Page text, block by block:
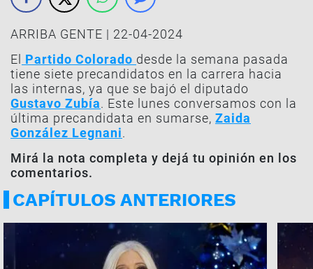
ARRIBA GENTE | 22-04-2024
El Partido Colorado desde la semana pasada
tiene siete precandidatos en la carrera hacia
las internas, ya que se bajó el diputado
Gustavo Zubía. Este lunes conversamos con la
última precandidata en sumarse, Zaida
González Legnani.
Mirá la nota completa y dejá tu opinión en los
comentarios.
CAPÍTULOS ANTERIORES